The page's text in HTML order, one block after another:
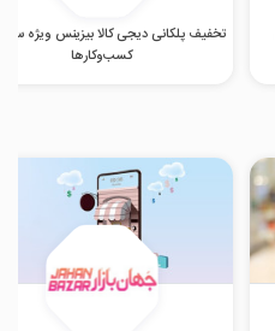
تخفیف پلکانی دیجی کالا بیزینس ویژه
کسب‌‌وکارها